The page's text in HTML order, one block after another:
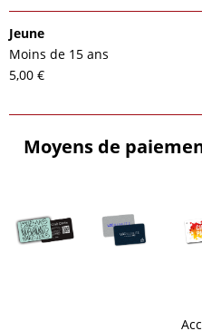
Jeune
Moins de 15 ans
5,00 €
Moyens de